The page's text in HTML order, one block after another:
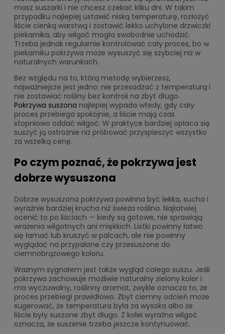
masz suszarki i nie chcesz czekać kilku dni. W takim
przypadku najlepiej ustawić niską temperaturę, rozłożyć
liście cienką warstwą i zostawić lekko uchylone drzwiczki
piekarnika, aby wilgoć mogła swobodnie uchodzić.
Trzeba jednak regularnie kontrolować cały proces, bo w
piekarniku pokrzywa może wysuszyć się szybciej niż w
naturalnych warunkach.
Bez względu na to, którą metodę wybierzesz,
najważniejsze jest jedno: nie przesadzać z temperaturą i
nie zostawiać rośliny bez kontroli na zbyt długo.
Pokrzywa suszona najlepiej wypada wtedy, gdy cały
proces przebiega spokojnie, a liście mają czas
stopniowo oddać wilgoć. W praktyce bardziej opłaca się
suszyć ją ostrożnie niż próbować przyspieszyć wszystko
za wszelką cenę.
Po czym poznać, że pokrzywa jest
dobrze wysuszona
Dobrze wysuszona pokrzywa powinna być lekka, sucha i
wyraźnie bardziej krucha niż świeża roślina. Najłatwiej
ocenić to po liściach — kiedy są gotowe, nie sprawiają
wrażenia wilgotnych ani miękkich. Listki powinny łatwo
się łamać lub kruszyć w palcach, ale nie powinny
wyglądać na przypalone czy przesuszone do
ciemnobrązowego koloru.
Ważnym sygnałem jest także wygląd całego suszu. Jeśli
pokrzywa zachowuje możliwie naturalny zielony kolor i
ma wyczuwalny, roślinny aromat, zwykle oznacza to, że
proces przebiegł prawidłowo. Zbyt ciemny odcień może
sugerować, że temperatura była za wysoka albo że
liście były suszone zbyt długo. Z kolei wyraźna wilgoć
oznacza, że suszenie trzeba jeszcze kontynuować.